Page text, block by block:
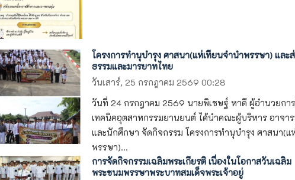
โครงการทำนุบำรุง ศาสนา(แห่เทียนจำนำพรรษา) และ
ธรรมและมารยาทไทย
วันเสาร์, 25 กรกฎาคม 2569 00:28
วันที่ 24 กรกฎาคม 2569 นายพิเชษฐ์ หาดี ผู้อำนวยกา
เทคนิคอุตสาหกรรมยานยนต์ ได้นำคณะผู้บริหาร อาจา
และนักศึกษา จัดกิจกรรม โครงการทำนุบำรุง ศาสนา(แ
พรรษา)...
การจัดกิจกรรมเฉลิมพระเกียรติ เนื่องในโอกาสวันเฉลิม
พระชนมพรรษาพระบาทสมเด็จพระเจ้าอยู่